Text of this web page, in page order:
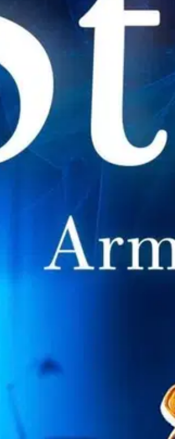
uskottava... Vertahyytävä kertomus,
poliisi sitten saa tiedon usean
Danielin välit ovat riitaisat.
kansainvälisesti huippusuositusta
tehty myös samanniminen tv-sarja,
tai niitä voisi muuten parantaa, anna